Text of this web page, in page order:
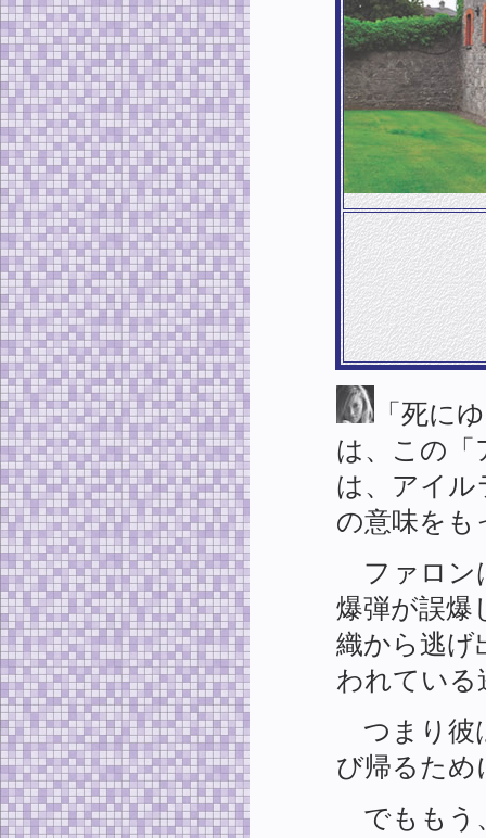
「死に
は、この「
は、アイル
の意味をも
ファロン
爆弾が誤爆
織から逃げ
われている
つまり彼
び帰るため
でももう